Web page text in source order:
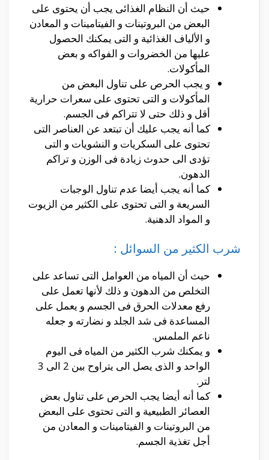
حيث أن النظام الغذائى يجب أن يحتوى على
البعض من البروتينات و الفيتامينات و المعادن
و الألياف الغذائية و التى يمكنك الحصول
عليها من الخضروات و الفواكه و بعض
المأكولات.
و يجب الحرص على تناول البعض من
المأكولات و التى تحتوى على سعرات حرارية
أقل و ذلك حتى لا تتراكم فى الجسم.
كما أنه يجب عليك أن تبتعد عن العناصر التى
تحتوى على السكريات و النشويات و التى
تؤدى الى حدوث زيادة فى الوزن و تراكم
الدهون.
كما أنه يجب أيضا عدم تناول الوجبات
السريعة و التى تحتوى على الكثير من الزيوت
و المواد الدهنية.
شرب الكثير من السوائل :
حيث أن المياه من العوامل التى تساعد على
التخلص من الدهون و ذلك لأنها تعمل على
رفع معدلات الحرق فى الجسم و يعمل على
المساعدة فى شد الجلد و نضارته و جعله
ناعم الملمس.
و يمكنك شرب الكثير من المياه فى اليوم
الواحد و الذى يصل الى يتراوح بين 2 الى 3
لتر.
كما أنه أيضا يجب الحرص على تناول بعض
العصائر الطبيعية و التى تحتوى على البعض
من البروتينات و الفيتامينات و المعادن من
أجل تغذية الجسم.